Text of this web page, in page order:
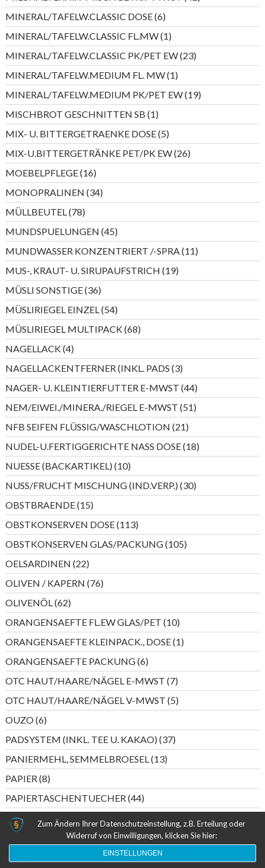
Produkte
MINERAL/TAFELW.CLASSIC DOSE 66
Produkte
MINERAL/TAFELW.CLASSIC FL.MW 11
Produkt
MINERAL/TAFELW.CLASSIC PK/PET EW 2323
Produkte
MINERAL/TAFELW.MEDIUM FL. MW 11
Produkt
MINERAL/TAFELW.MEDIUM PK/PET EW 1919
Produkte
MISCHBROT GESCHNITTEN SB 11
Produkt
MIX- U. BITTERGETRAENKE DOSE 55
Produkte
MIX-U.BITTERGETRÄNKE PET/PK EW 2626
Produkte
MOEBELPFLEGE 1616
Produkte
MONOPRALINEN 3434
Produkte
MÜLLBEUTEL 7878
Produkte
MUNDSPUELUNGEN 4545
Produkte
MUNDWASSER KONZENTRIERT /-SPRA 1111
Produkte
MUS-, KRAUT- U. SIRUPAUFSTRICH 1919
Produkte
MÜSLI SONSTIGE 3636
Produkte
MÜSLIRIEGEL EINZEL 5454
Produkte
MÜSLIRIEGEL MULTIPACK 6868
Produkte
NAGELLACK 44
Produkte
NAGELLACKENTFERNER (INKL. PADS 33
Produkte
NAGER- U. KLEINTIERFUTTER E-MWST 4444
Produkte
NEM/EIWEI./MINERA./RIEGEL E-MWST 5151
Produkte
NFB SEIFEN FLÜSSIG/WASCHLOTION 2121
Produkte
NUDEL-U.FERTIGGERICHTE NASS DOSE 1818
Produkte
NUESSE (BACKARTIKEL) 1010
Produkte
NUSS/FRUCHT MISCHUNG (IND.VERP.) 3030
Produkte
OBSTBRAENDE 1515
Produkte
OBSTKONSERVEN DOSE 113113
Produkte
OBSTKONSERVEN GLAS/PACKUNG 105105
Produkte
OELSARDINEN 2222
Produkte
OLIVEN / KAPERN 7676
Produkte
OLIVENÖL 6262
Produkte
ORANGENSAEFTE FL.EW GLAS/PET 1010
Produkte
ORANGENSAEFTE KLEINPACK., DOSE 11
Produkt
ORANGENSAEFTE PACKUNG 66
Produkte
OTC HAUT/HAARE/NÄGEL E-MWST 77
Produkte
OTC HAUT/HAARE/NÄGEL V-MWST 55
Produkte
OUZO 66
Produkte
PADSYSTEM (INKL. TEE U. KAKAO) 3737
Produkte
PANIERMEHL, SEMMELBROESEL 1313
Produkte
PAPIER 88
Produkte
PAPIERTASCHENTUECHER 4444
Produkte
PASTETEN (FISCHKONSERVEN)
Produkte
PASTETEN (WURST) 66
Produkte
PERLWEIN DEUTSCHLAND 55
Zum Ändern Ihrer Datenschutzeinstellung, z.B. Erteilung oder
Widerruf von Einwilligungen, klicken Sie hier:
EINSTELLUNGEN